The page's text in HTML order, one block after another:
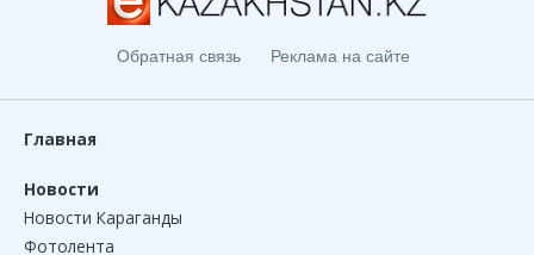
Обратная связь Реклама на сайте
Главная
Новости
Новости Караганды
Фотолента